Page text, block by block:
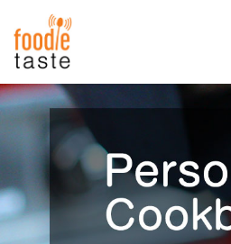
สูตรอาหาร
สูตรอาหารล่าสุด
Top Foodie
พาไปชิม
สารพันก้นครัว